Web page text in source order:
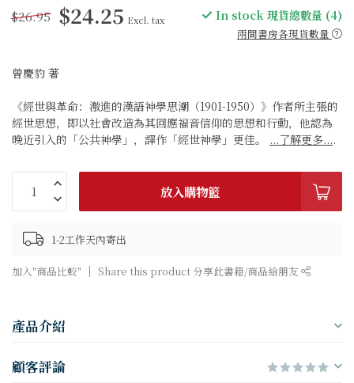
$26.95 $24.25 Excl. tax In stock 現貨總數量 (4)
兩間書房各現貨數量
曾慶豹 著
《經世與革命：激進的漢語神學思潮（1901-1950）》作者所主張的
經世思想，即以社會改造為其回應福音信仰的思想和行動，他認為
晚近引入的「公共神學」，譯作「經世神學」更佳。 ...了解更多....
放入購物籃
1-2工作天內寄出
加入"商品比較" Share this product 分享此書籍/商品給朋友
產品介紹
顧客評論